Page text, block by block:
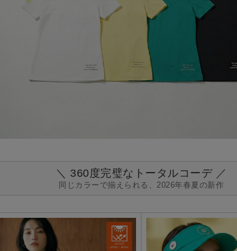
＼ 360度完璧なトータルコーデ ／
同じカラーで揃えられる、2026年春夏の新作